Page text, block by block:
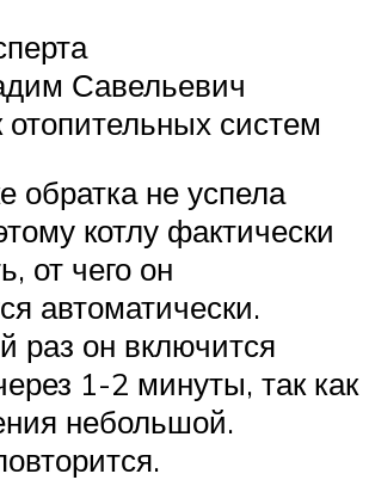
Савельевич
систем
обратка не успела
котлу фактически
от чего он
автоматически.
раз он включится
1-2 минуты, так как
небольшой.